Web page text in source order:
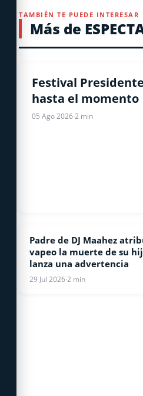
TAMBIÉN TE PUEDE INTERESAR
Más de
ESPECTACULOS
Festival
hasta el momento
05 Ago 2026·2 min
ESPECTACULOS
Padre de DJ Maahez
vapeo la muerte de su
lanza una advertencia
29 Jul 2026·2 min